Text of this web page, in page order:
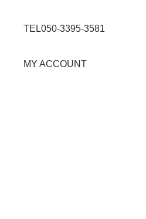
TEL050-3395-3581
MY ACCOUNT